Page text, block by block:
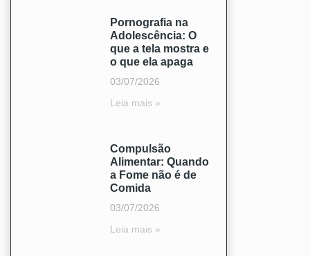
Pornografia na
Adolescência: O
que a tela mostra e
o que ela apaga
03/07/2026
Leia mais »
Compulsão
Alimentar: Quando
a Fome não é de
Comida
03/07/2026
Leia mais »